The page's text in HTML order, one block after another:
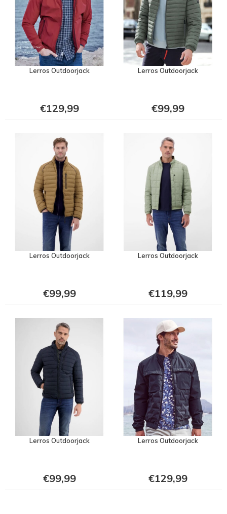
Lerros Outdoorjack
€129,99
Lerros Outdoorjack
€99,99
Lerros Outdoorjack
€99,99
Lerros Outdoorjack
€119,99
Lerros Outdoorjack
€99,99
Lerros Outdoorjack
€129,99